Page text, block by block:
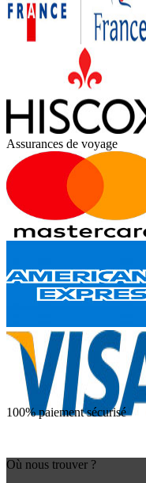
Assurances de voyage
100% paiement sécurisé
Où nous trouver ?